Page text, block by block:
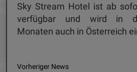
Sky Stream Hotel ist ab
verfügbar und wird in
Monaten auch in Österreich
Vorheriger News